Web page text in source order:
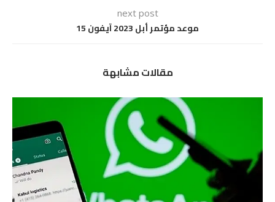
next post
موعد مؤتمر أبل 2023 آيفون 15
مقالات مشابهة